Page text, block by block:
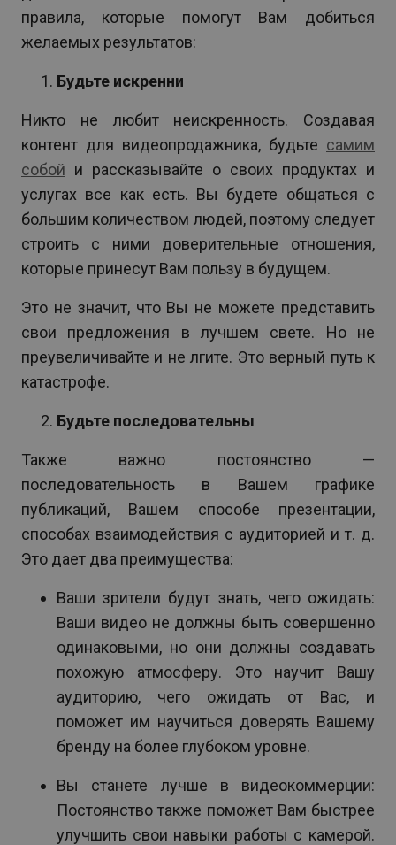
правила, которые помогут Вам добиться
желаемых результатов:
Будьте искренни
Никто не любит неискренность. Создавая
контент для видеопродажника, будьте самим
собой и рассказывайте о своих продуктах и
услугах все как есть. Вы будете общаться с
большим количеством людей, поэтому следует
строить с ними доверительные отношения,
которые принесут Вам пользу в будущем.
Это не значит, что Вы не можете представить
свои предложения в лучшем свете. Но не
преувеличивайте и не лгите. Это верный путь к
катастрофе.
Будьте последовательны
Также важно постоянство —
последовательность в Вашем графике
публикаций, Вашем способе презентации,
способах взаимодействия с аудиторией и т. д.
Это дает два преимущества:
Ваши зрители будут знать, чего ожидать:
Ваши видео не должны быть совершенно
одинаковыми, но они должны создавать
похожую атмосферу. Это научит Вашу
аудиторию, чего ожидать от Вас, и
поможет им научиться доверять Вашему
бренду на более глубоком уровне.
Вы станете лучше в видеокоммерции:
Постоянство также поможет Вам быстрее
улучшить свои навыки работы с камерой.